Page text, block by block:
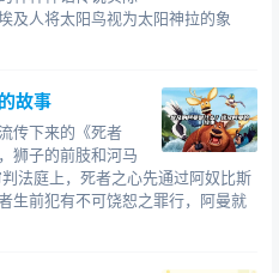
及人将太阳鸟视为太阳神拉的象
故事
传下来的《死者
狮子的前肢和河马
法庭上，死者之心先通过阿奴比斯
生前犯有不可饶恕之罪行，阿曼就